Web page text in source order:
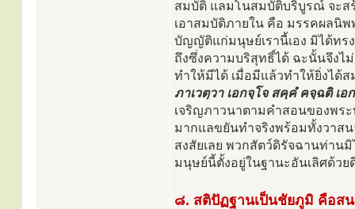
สมบัติ แลมโนสมบัติบริบูรณ์ จะส
เอาสมบัติภายใน คือ มรรคผลนิ
บัญญัติแก่มนุษย์เรานี้เอง มิได้ทร
ถึงซึ่งความบริสุทธิ์ได้ ฉะนั้นจึงไ
ทำให้มีได้ เมื่อมีแล้วทำให้ยิ่งได้
ภาเวตฺวา เอกจฺโจ สคฺคํ คจฺฉติ เ
เจริญภาวนาตามคำสอนของพร
มากแลขยันทำจริงพร้อมทั้งวาส
สงสัยเลย พวกสัตว์ดิรัจฉานท่าน
มนุษย์นี้ตั้งอยู่ในฐานะอันเลิศด้ว
๘. สติปัฏฐานเป็นชัยภูมิ คือส